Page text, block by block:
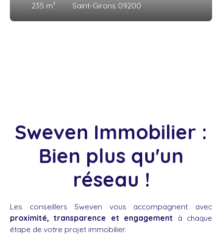
235 m² Saint-Girons 09200
Sweven Immobilier :
Bien plus qu'un
réseau !
Les conseillers Sweven vous accompagnent avec
proximité, transparence et engagement à chaque
étape de votre projet immobilier.